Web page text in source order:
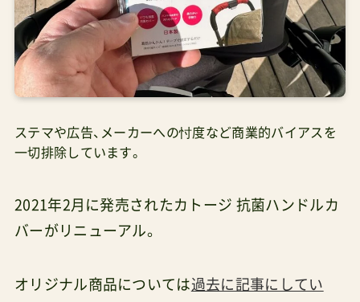
ステマや広告、メーカーへの忖度など商業的バイアスを
一切排除しています。
2021年2月に発売されたカトージ 抗菌ハンドルカ
バーがリニューアル。
オリジナル商品については過去に記事にしてい